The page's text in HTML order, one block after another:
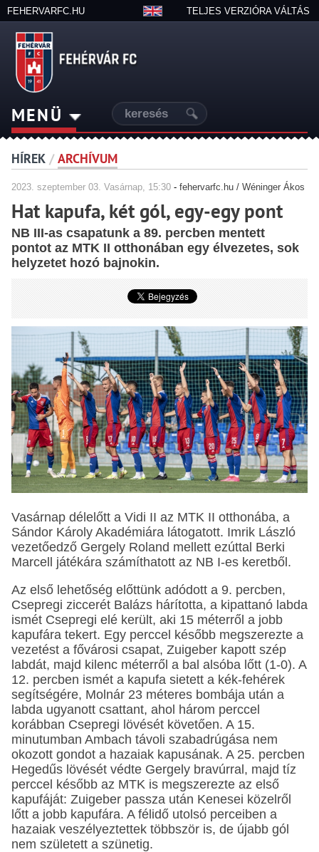
FEHERVARFC.HU TELJES VERZIÓRA VÁLTÁS
MENÜ
HÍREK / ARCHÍVUM
2023. szeptember03. Vasárnap, 15:30- fehervarfc.hu / Wéninger Ákos
Hat kapufa, két gól, egy-egy pont
NB III-as csapatunk a 89. percben mentett
pontot az MTK II otthonában egy élvezetes, sok
helyzetet hozó bajnokin.
Vasárnap délelőtt a Vidi II az MTK II otthonába, a
Sándor Károly Akadémiára látogatott. Imrik László
vezetőedző Gergely Roland mellett ezúttal Berki
Marcell játékára számíthatott az NB I-es keretből.
Az első lehetőség előttünk adódott a 9. percben,
Csepregi ziccerét Balázs hárította, a kipattanó labda
ismét Csepregi elé került, aki 15 méterről a jobb
kapufára tekert. Egy perccel később megszerezte a
vezetést a fővárosi csapat, Zuigeber kapott szép
labdát, majd kilenc méterről a bal alsóba lőtt (1-0). A
12. percben ismét a kapufa sietett a kék-fehérek
segítségére, Molnár 23 méteres bombája után a
labda ugyanott csattant, ahol három perccel
korábban Csepregi lövését követően. A 15.
minutumban Ambach távoli szabadrúgása nem
okozott gondot a hazaiak kapusának. A 25. percben
Hegedűs lövését védte Gergely bravúrral, majd tíz
perccel később az MTK is megszerezte az első
kapufáját: Zuigeber passza után Kenesei közelről
lőtt a jobb kapufára. A félidő utolsó perceiben a
hazaiak veszélyeztettek többször is, de újabb gól
nem született a szünetig.